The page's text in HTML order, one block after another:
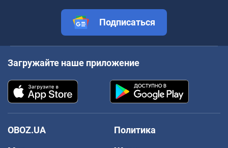
Подписаться
Загружайте наше приложение
OBOZ.UA
Политика